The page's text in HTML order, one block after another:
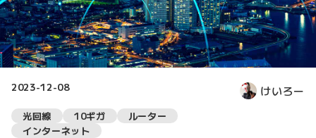
2023-12-08 けいろー
光回線 10ギガ
ルーター
インターネット